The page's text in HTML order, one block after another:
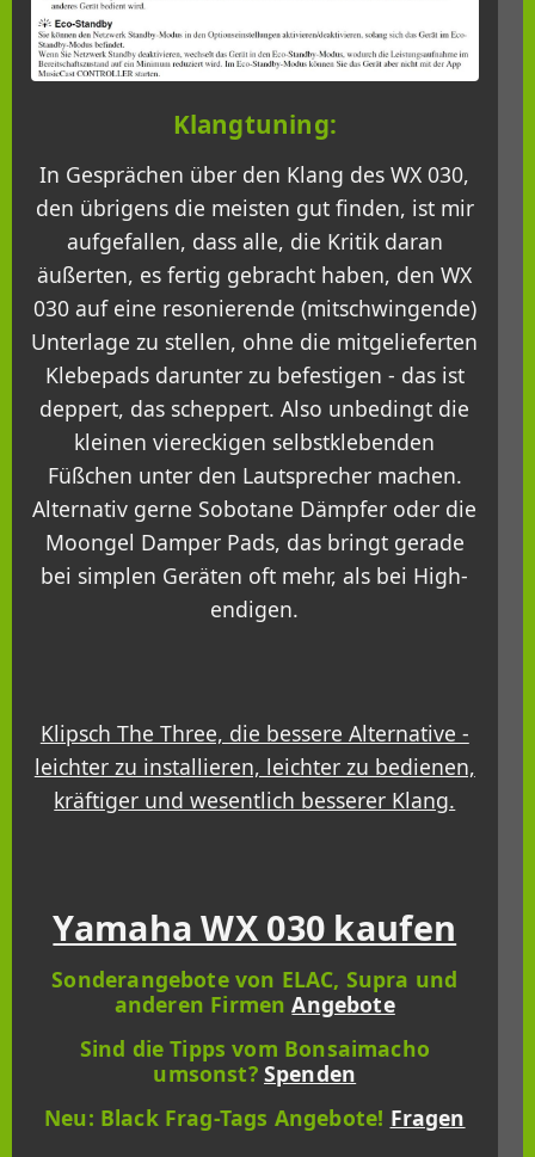
Klangtuning:
In Gesprächen über den Klang des WX 030,
den übrigens die meisten gut finden, ist mir
aufgefallen, dass alle, die Kritik daran
äußerten, es fertig gebracht haben, den WX
030 auf eine resonierende (mitschwingende)
Unterlage zu stellen, ohne die mitgelieferten
Klebepads darunter zu befestigen - das ist
deppert, das scheppert. Also unbedingt die
kleinen viereckigen selbstklebenden
Füßchen unter den Lautsprecher machen.
Alternativ gerne Sobotane Dämpfer oder die
Moongel Damper Pads, das bringt gerade
bei simplen Geräten oft mehr, als bei High-
endigen.
Klipsch The Three, die bessere Alternative -
leichter zu installieren, leichter zu bedienen,
kräftiger und wesentlich besserer Klang.
Yamaha WX 030 kaufen
Sonderangebote von ELAC, Supra und
anderen FirmenAngebote
Sind die Tipps vom Bonsaimacho
umsonst? Spenden
Neu: Black Frag-Tags Angebote! Fragen